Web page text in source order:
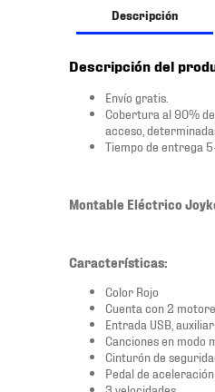
Descripción
Descripción del
Envío gratis.
Cobertura al 90%
acceso,
Tiempo de entrega
Montable Eléctrico
Características:
Color Rojo
Cuenta con 2
Entrada USB, auxiliar
Canciones en modo
Cinturón de
Pedal de
3 velocidades